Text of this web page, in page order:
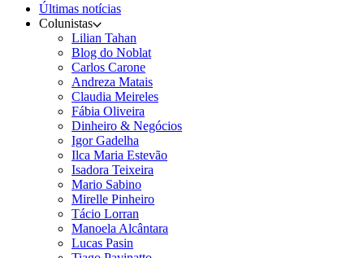
Últimas notícias
Colunistas
Lilian Tahan
Blog do Noblat
Carlos Carone
Andreza Matais
Claudia Meireles
Fábia Oliveira
Dinheiro & Negócios
Igor Gadelha
Ilca Maria Estevão
Isadora Teixeira
Mario Sabino
Mirelle Pinheiro
Tácio Lorran
Manoela Alcântara
Lucas Pasin